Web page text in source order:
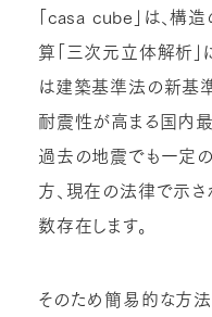
「casa cube」は、構
算「三次元立体解析」
は建築基準法の新基
耐震性が高まる国内
過去の地震でも一定
方、現在の法律で示
数存在します。
そのため簡易的な方